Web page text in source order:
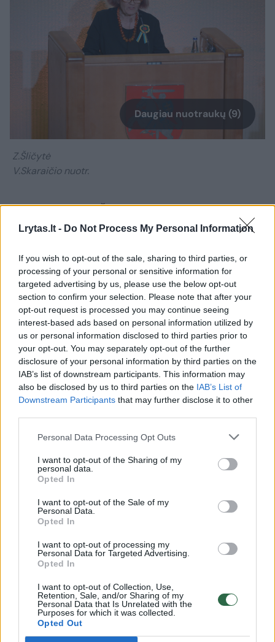
Lrytas.lt - Do Not Process My Personal Information
If you wish to opt-out of the sale, sharing to third parties, or
processing of your personal or sensitive information for
targeted advertising by us, please use the below opt-out
section to confirm your selection. Please note that after your
opt-out request is processed you may continue seeing
interest-based ads based on personal information utilized by
us or personal information disclosed to third parties prior to
your opt-out. You may separately opt-out of the further
disclosure of your personal information by third parties on the
IAB’s list of downstream participants. This information may
also be disclosed by us to third parties on the IAB’s List of
Downstream Participants that may further disclose it to other
Personal Data Processing Opt Outs
I want to opt-out of the Sharing of my
personal data.
Opted In
I want to opt-out of the Sale of my
Personal Data.
Opted In
I want to opt-out of processing my
Personal Data for Targeted Advertising.
Opted In
I want to opt-out of Collection, Use,
Retention, Sale, and/or Sharing of my
Personal Data that Is Unrelated with the
Purposes for which it was collected.
Opted Out
Daugiau nuotraukų (9)
Z.Šličytė
V.Skaraičio nuotr.
„Man gėda. Zita Šličytė, kalbėdama Kovo 11-
osios posėdyje kaip deleguota Signatarų
tikrai nėra ir mano vardu deleguotas žmogus.
Man labai apmaudu ir gėda už jos kalbą – ne
laiku ir ne vietoje. Ukrainos karo akivaizdoje
yra sunkiai suvokiama, kai galima taip
nesusivokti realybėje ir spjaudytis
neapykanta“, – apgailestavo R.Juknevičienė.
Primename, jog Lietuvos nepriklausomybės
atkūrimo dienos proga Kovo 11-osios Akto
signatarų klubo deleguotai Zitai Šličytei
sakant kalbą ir pradėjus piktintis „Lietuvos
svečių paliko Kovo 11-osios salę.
„Apmaudu, kad politikos madas dabar
diktuoja palaidą gyvenimo būdą
propaguojanti Laisvės partija“, – kalbėjo
signatarė.